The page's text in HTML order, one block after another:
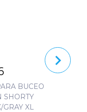
BUCEO
SHORTY
XL